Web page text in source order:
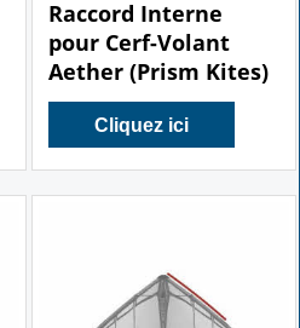
Raccord Interne
pour Cerf-Volant
Aether (Prism Kites)
Cliquez ici